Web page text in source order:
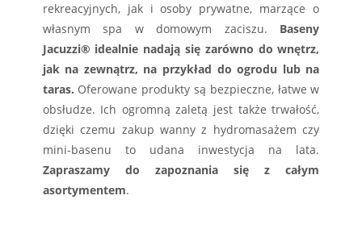
rekreacyjnych, jak i osoby prywatne, marzące o
własnym spa w domowym zaciszu. Baseny
Jacuzzi® idealnie nadają się zarówno do wnętrz,
jak na zewnątrz, na przykład do ogrodu lub na
taras. Oferowane produkty są bezpieczne, łatwe w
obsłudze. Ich ogromną zaletą jest także trwałość,
dzięki czemu zakup wanny z hydromasażem czy
mini-basenu to udana inwestycja na lata.
Zapraszamy do zapoznania się z całym
asortymentem.